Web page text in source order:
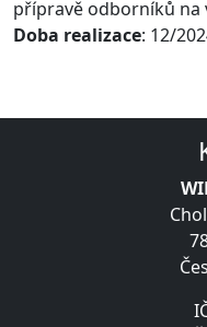
přípravě odborníků na
Doba realizace: 12/